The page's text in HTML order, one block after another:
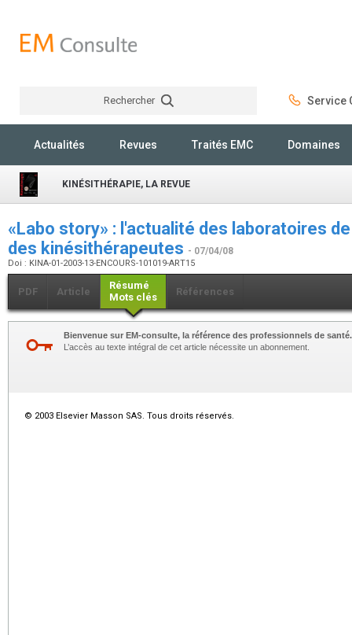
Rechercher Service
Actualités Revues Traités EMC Domaines
KINÉSITHÉRAPIE, LA REVUE
«Labo story» : l'actualité des laboratoires
des kinésithérapeutes - 07/04/08
Doi : KINA-01-2003-13-ENCOURS-101019-ART15
PDF Article
Résumé
Mots clés
Références
Bienvenue sur EM-consulte, la référence des professionnels de santé.
L’accès au texte intégral de cet article nécessite un abonnement.
© 2003 Elsevier Masson SAS. Tous droits réservés.